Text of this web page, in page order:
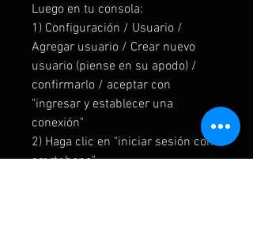
Luego en tu consola:
1) Configuración / Usuario /
Agregar usuario / Crear nuevo
usuario (piense en su apodo) /
confirmarlo / aceptar con
"ingresar y establecer una
conexión"
2) Haga clic en "iniciar sesión con
smrtphone"